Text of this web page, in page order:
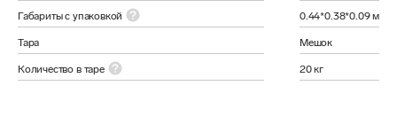
Габариты с упаковкой 0.44*0.38*0.09 м
Тара Мешок
Количество в таре 20 кг